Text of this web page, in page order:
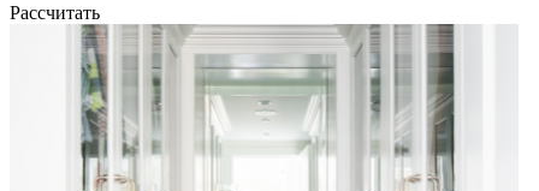
Рассчитать